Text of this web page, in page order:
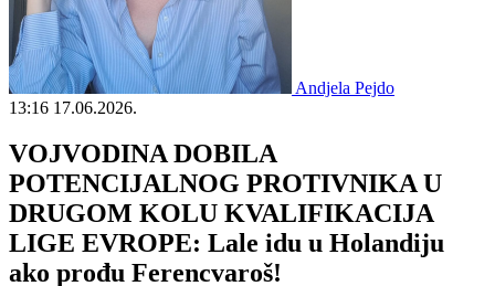
Andjela Pejdo
13:16 17.06.2026.
VOJVODINA DOBILA
POTENCIJALNOG PROTIVNIKA U
DRUGOM KOLU KVALIFIKACIJA
LIGE EVROPE: Lale idu u Holandiju
ako prođu Ferencvaroš!